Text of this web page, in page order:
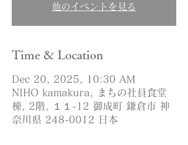
他のイベントを見る
Time & Location
Dec 20, 2025, 10:30 AM
NIHO kamakura, まちの社員食堂
棟, 2階, １１-12 御成町 鎌倉市 神
奈川県 248-0012 日本